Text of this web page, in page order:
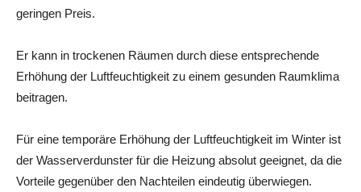
geringen Preis.
Er kann in trockenen Räumen durch diese entsprechende
Erhöhung der Luftfeuchtigkeit zu einem gesunden Raumklima
beitragen.
Für eine temporäre Erhöhung der Luftfeuchtigkeit im Winter ist
der Wasserverdunster für die Heizung absolut geeignet, da die
Vorteile gegenüber den Nachteilen eindeutig überwiegen.